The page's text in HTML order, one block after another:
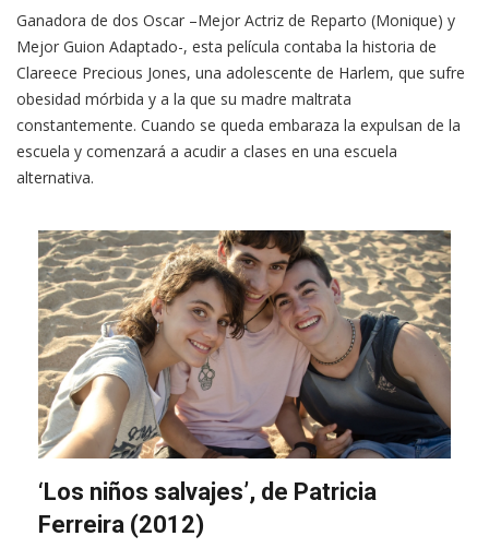
Ganadora de dos Oscar –Mejor Actriz de Reparto (Monique) y
Mejor Guion Adaptado-, esta película contaba la historia de
Clareece Precious Jones, una adolescente de Harlem, que sufre
obesidad mórbida y a la que su madre maltrata
constantemente. Cuando se queda embaraza la expulsan de la
escuela y comenzará a acudir a clases en una escuela
alternativa.
‘Los niños salvajes’, de Patricia
Ferreira (2012)